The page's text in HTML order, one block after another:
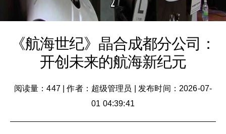
《航海世纪》晶合成都分公司：
开创未来的航海新纪元
阅读量：447|作者：超级管理员
发布时间：2026-07-
01 04:39:41